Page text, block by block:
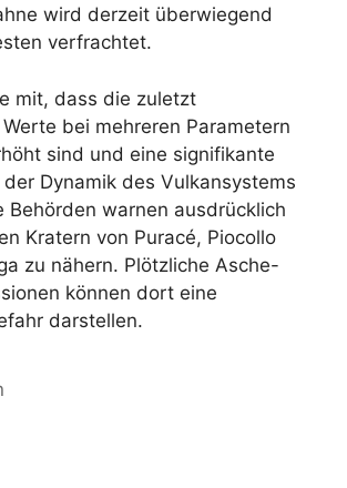
wird derzeit überwiegend
verfrachtet.
mit, dass die zuletzt
bei mehreren Parametern
sind und eine signifikante
Dynamik des Vulkansystems
Behörden warnen ausdrücklich
Kratern von Puracé, Piocollo
zu nähern. Plötzliche Asche-
können dort eine
darstellen.